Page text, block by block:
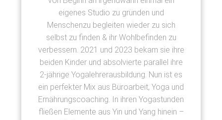
eigenes Studio zu gründen und
Menschenzu begleiten wieder zu sich
selbst zu finden & ihr Wohlbefinden zu
verbessern. 2021 und 2023 bekam sie ihre
beiden Kinder und absolvierte parallel ihre
2-jährige Yogalehrerausbildung. Nun ist es
ein perfekter Mix aus Büroarbeit, Yoga und
Ernährungscoaching. In ihren Yogastunden
fließen Elemente aus Yin und Yang hinein –